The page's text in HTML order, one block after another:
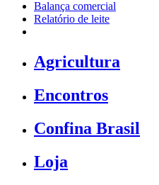
Balança comercial
Relatório de leite
Agricultura
Encontros
Confina Brasil
Loja